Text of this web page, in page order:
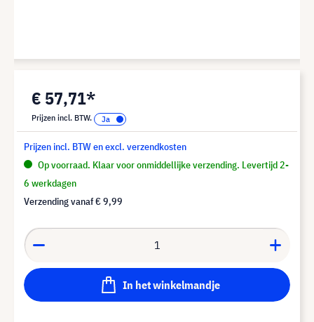
€ 57,71*
Prijzen incl. BTW.
Prijzen incl. BTW en excl. verzendkosten
Op voorraad. Klaar voor onmiddellijke verzending. Levertijd 2-
6 werkdagen
Verzending vanaf€ 9,99
In het winkelmandje